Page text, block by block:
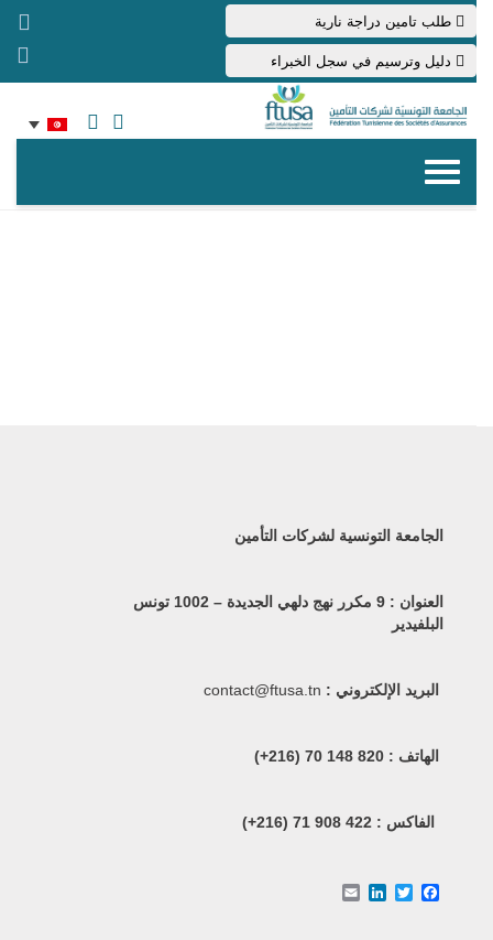
طلب تامين دراجة نارية
دليل وترسيم في سجل الخبراء
الجامعة التونسية لشركات التأمين
العنوان : 9 مكرر نهج دلهي الجديدة – 1002 تونس
البلفيدير
البريد الإلكتروني :contact@ftusa.tn
الهاتف : 820 148 70 (216+)
الفاكس :422 908 71 (216+)
Facebook
Twitter
LinkedIn
Email